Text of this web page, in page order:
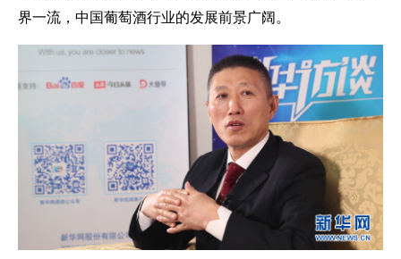
界一流，中国葡萄酒行业的发展前景广阔。